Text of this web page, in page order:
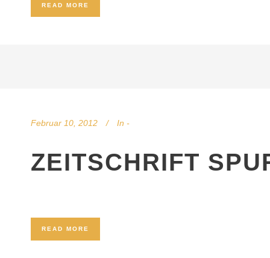
READ MORE
Februar 10, 2012 In -
ZEITSCHRIFT
READ MORE